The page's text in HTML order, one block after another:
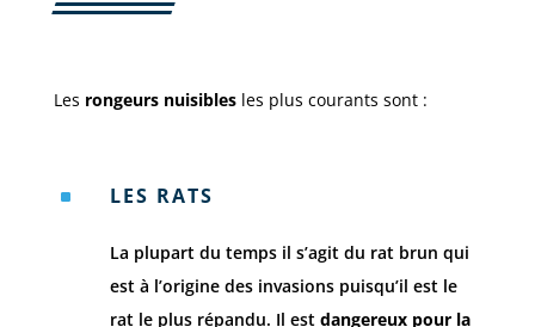
Les rongeurs nuisiblesles plus courants sont :
^ LES RATS
La plupart du temps il s’agit du rat brun qui
est à l’origine des invasions puisqu’il est le
rat le plus répandu. Il est dangereux pour la